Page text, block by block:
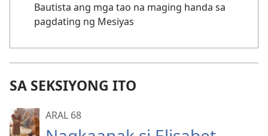
Bautista ang mga tao na maging handa sa
pagdating ng Mesiyas
SA SEKSIYONG ITO
ARAL 68